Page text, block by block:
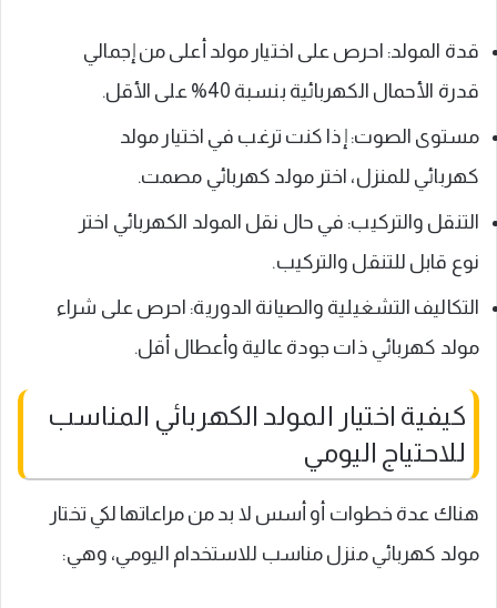
قدة المولد: احرص على اختيار مولد أعلى من إجمالي
قدرة الأحمال الكهربائية بنسبة 40% على الأقل.
مستوى الصوت: إذا كنت ترغب في اختيار مولد
كهربائي للمنزل، اختر مولد كهربائي مصمت.
التنقل والتركيب: في حال نقل المولد الكهربائي اختر
نوع قابل للتنقل والتركيب.
التكاليف التشغيلية والصيانة الدورية: احرص على شراء
مولد كهربائي ذات جودة عالية وأعطال أقل.
كيفية اختيار المولد الكهربائي المناسب
للاحتياج اليومي
هناك عدة خطوات أو أسس لا بد من مراعاتها لكي تختار
مولد كهربائي منزل مناسب للاستخدام اليومي، وهي: